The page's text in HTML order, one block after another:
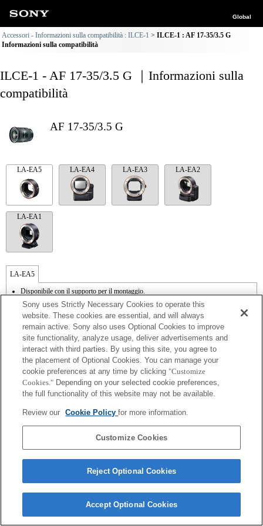
Global
Accessori - Informazioni sulla compatibilità : ILCE-1
ILCE-1 : AF 17-35/3.5 G
Informazioni sulla compatibilità
ILCE-1 - AF 17-35/3.5 G ｜Informazioni sulla
compatibilità
AF 17-35/3.5 G
LA-EA5 LA-EA4 LA-EA3 LA-EA2
LA-EA1
LA-EA5
Disponibile con il supporto per il montaggio.
I rumori dovuti al funzionamento del diaframma vengono registrati dal microfono
interno.
Outside the A (Aperture priority), S (Shutter priority), and M (Manual) modes, the
shutter speed and the aperture can not be adjusted during the movie recording.
La funzione [Lens Comp] (Lens Compensation) non funziona.
Se viene inserito un [obiettivo A-mount] utilizzando il supporto per il montaggio, la
funzione MF assist non si attiva automaticamente quando viene ruotato il regolatore
di messa a fuoco. È possibile ingrandire l'immagine assegnando le funzioni [Focus
Magnifier] o [MF Assist] a qualsiasi tasto dal menu "Custom Key Settings"
(Impostazioni tasti personalizzate).
L'interruttore di compensazione della vibrazione è disponibile su 3 assi (beccheggio,
La velocità massima usando AF continuo in modalità in AF-C è di 10 fotogrammi al
Sony uses Strictly Necessary Cookies to operate this
website. These cookies are essential, and will always
remain active. Sony also uses Optional Cookies to improve
site functionality, analyze usage, deliver advertisements and
interact with third parties. By using this site, you agree to
the placement of Optional Cookies. You can manage your
cookie preferences at any time by clicking "Customize
Cookies." Depending on your selected cookie preferences,
the full functionality of this website may not be available.
Review our Cookie Policyfor more information.
Customize Cookies
Reject Optional Cookies
Accept Optional Cookies